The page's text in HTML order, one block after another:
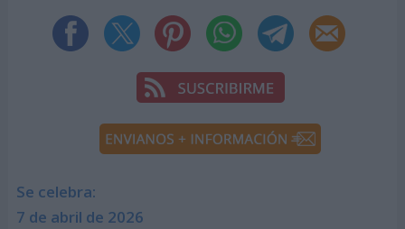
Se celebra:
7 de abril de 2026